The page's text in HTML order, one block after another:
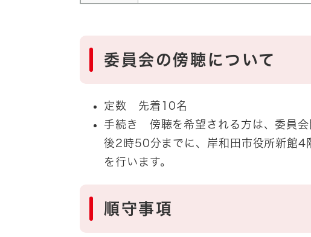
委員会の傍聴について
定数 先着10名
手続き 傍聴を希望される方は、委員
後2時50分までに、岸和田市役所新館4
を行います。
順守事項